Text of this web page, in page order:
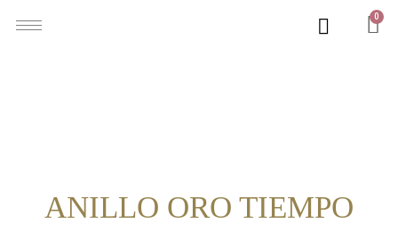
0
ANILLO ORO TIEMPO